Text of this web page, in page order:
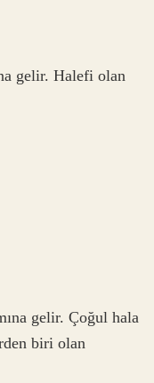
gelir. Halefi olan
gelir. Çoğul hala
biri olan